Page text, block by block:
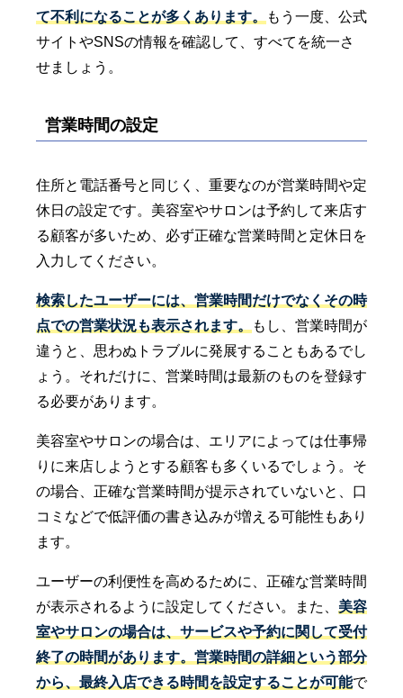
て不利になることが多くあります。
もう一度、公式
サイトやSNSの情報を確認して、すべてを統一さ
せましょう。
営業時間の設定
住所と電話番号と同じく、重要なのが営業時間や定
休日の設定です。美容室やサロンは予約して来店す
る顧客が多いため、必ず正確な営業時間と定休日を
入力してください。
検索したユーザーには、営業時間だけでなくその時
点での営業状況も表示されます。
もし、営業時間が
違うと、思わぬトラブルに発展することもあるでし
ょう。それだけに、営業時間は最新のものを登録す
る必要があります。
美容室やサロンの場合は、エリアによっては仕事帰
りに来店しようとする顧客も多くいるでしょう。そ
の場合、正確な営業時間が提示されていないと、口
コミなどで低評価の書き込みが増える可能性もあり
ます。
ユーザーの利便性を高めるために、正確な営業時間
が表示されるように設定してください。また、 美容
室やサロンの場合は、サービスや予約に関して受付
終了の時間があります。営業時間の詳細という部分
から、最終入店できる時間を設定することが可能で